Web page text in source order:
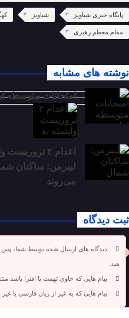
پایگاه خبری شباویز شباویز
مقام معظم رهبری
نوشته های مشابه
امتحانات متوسطه
اعدام ۲ تروریست وابسته به گروهک تروریستی منافقین
می‌روند
ثبت دیدگاه
دیدگاه های ارسال شده توسط شما، پس
شد.
پیام هایی که حاوی تهمت یا افترا باشد
پیام هایی که به غیر از زبان فارسی یا